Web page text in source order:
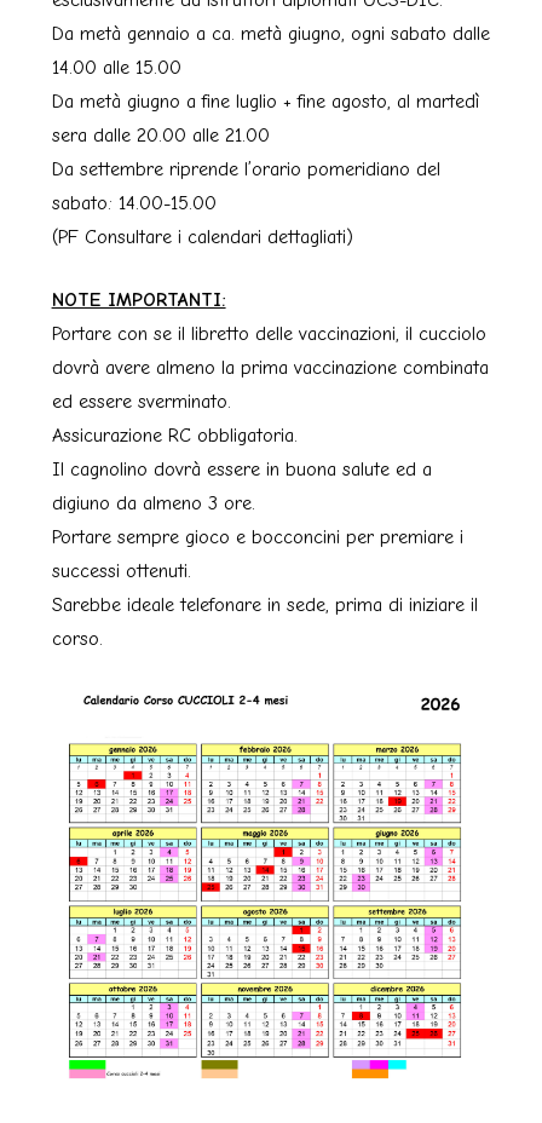
Da metà gennaio a ca. metà giugno, ogni sabato dalle
14.00 alle 15.00
Da metà giugno a fine luglio + fine agosto, al martedì
sera dalle 20.00 alle 21.00
Da settembre riprende l’orario pomeridiano del
sabato: 14.00-15.00
(PF Consultare i calendari dettagliati)
NOTE IMPORTANTI:
Portare con se il libretto delle vaccinazioni, il cucciolo
dovrà avere almeno la prima vaccinazione combinata
ed essere sverminato.
Assicurazione RC obbligatoria.
Il cagnolino dovrà essere in buona salute ed a
digiuno da almeno 3 ore.
Portare sempre gioco e bocconcini per premiare i
successi ottenuti.
Sarebbe ideale telefonare in sede, prima di iniziare il
corso.